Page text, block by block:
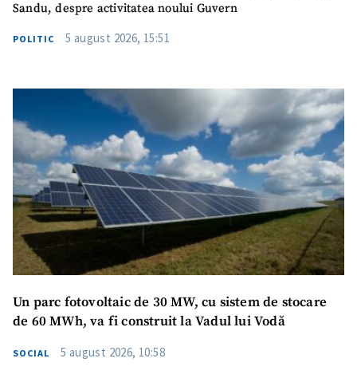
Sandu, despre activitatea noului Guvern
POLITIC 5 august 2026, 15:51
Un parc fotovoltaic de 30 MW, cu sistem de stocare
de 60 MWh, va fi construit la Vadul lui Vodă
SOCIAL 5 august 2026, 10:58